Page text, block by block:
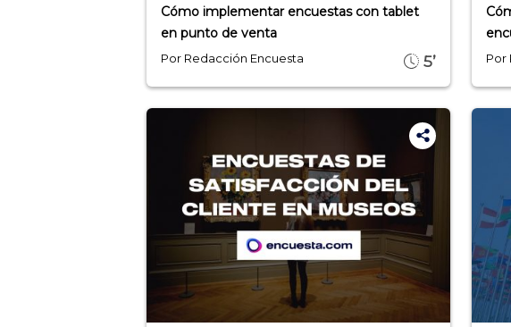
Cómo implementar encuestas con tablet
en punto de venta
Por Redacción Encuesta 5’ Por